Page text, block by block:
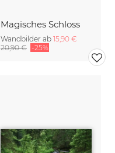
Magisches Schloss
Wandbilder ab 15,90 €
20,90 € -25%